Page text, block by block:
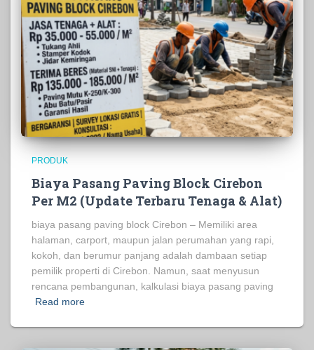
PRODUK
Biaya Pasang Paving Block Cirebon
Per M2 (Update Terbaru Tenaga & Alat)
biaya pasang paving block Cirebon – Memiliki area
halaman, carport, maupun jalan perumahan yang rapi,
kokoh, dan berumur panjang adalah dambaan setiap
pemilik properti di Cirebon. Namun, saat menyusun
rencana pembangunan, kalkulasi biaya pasang paving
Read more